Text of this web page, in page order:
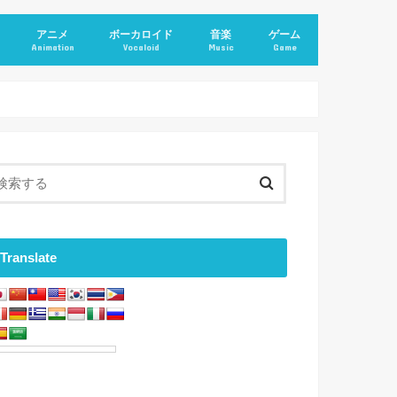
アニメ
Animation
ボーカロイド
Vocaloid
音楽
Music
ゲーム
Game
Translate